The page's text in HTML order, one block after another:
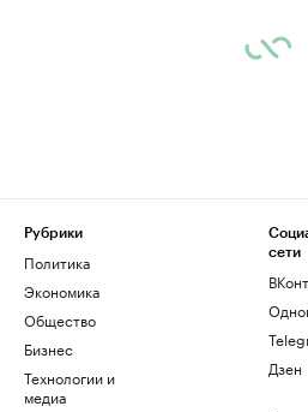
Рубрики
Политика
Экономика
Общество
Бизнес
Технологии и
медиа
сети
Дзен